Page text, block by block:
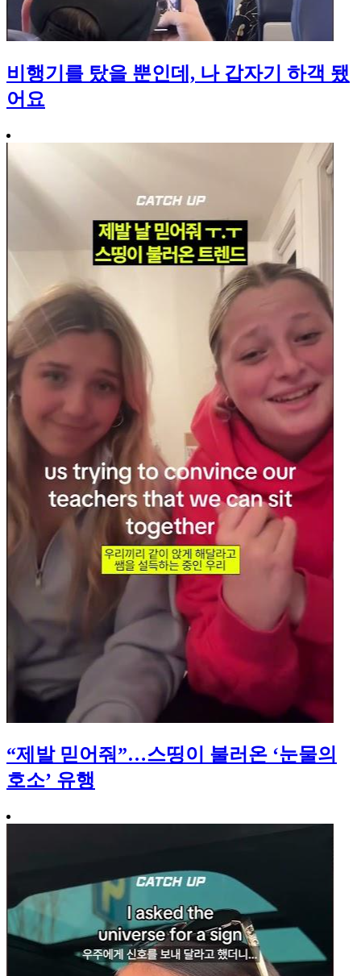
비행기를 탔을 뿐인데, 나 갑자기 하객 됐
어요
“제발 믿어줘”…스띵이 불러온 ‘눈물의
호소’ 유행